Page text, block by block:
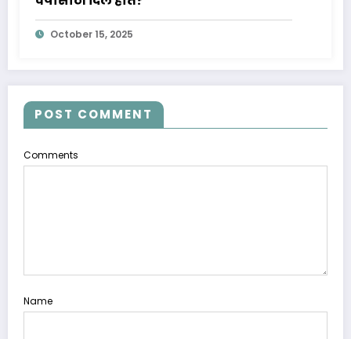
October 15, 2025
POST COMMENT
Comments
Name